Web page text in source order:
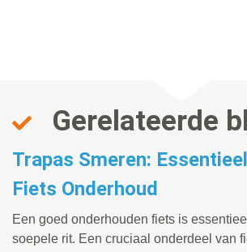
Gerelateerde
Trapas Smeren:
Fiets Onderhoud
Een goed onderhouden fiets is
soepele rit. Een cruciaal onderdeel van